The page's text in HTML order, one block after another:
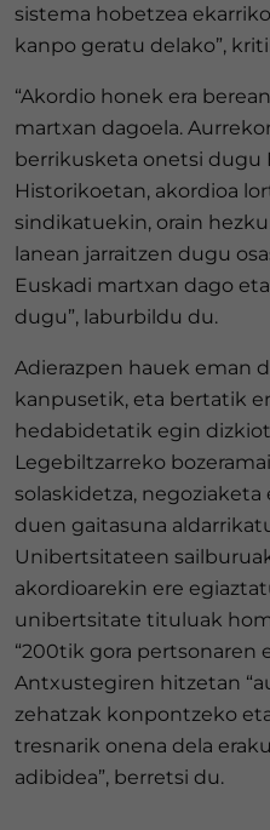
sistema hobetzea
kanpo geratu delako”,
“Akordio honek era
martxan dagoela.
berrikusketa onetsi dugu
Historikoetan, akordioa
sindikatuekin, orain
lanean jarraitzen dugu
Euskadi martxan dago
dugu”, laburbildu du.
Adierazpen hauek eman
kanpusetik, eta bertatik
hedabidetatik egin
Legebiltzarreko
solaskidetza, negoziaketa
duen gaitasuna
Unibertsitateen
akordioarekin ere
unibertsitate tituluak
“200tik gora pertsonaren
Antxustegiren hitzetan
zehatzak konpontzeko
tresnarik onena dela
adibidea”, berretsi du.